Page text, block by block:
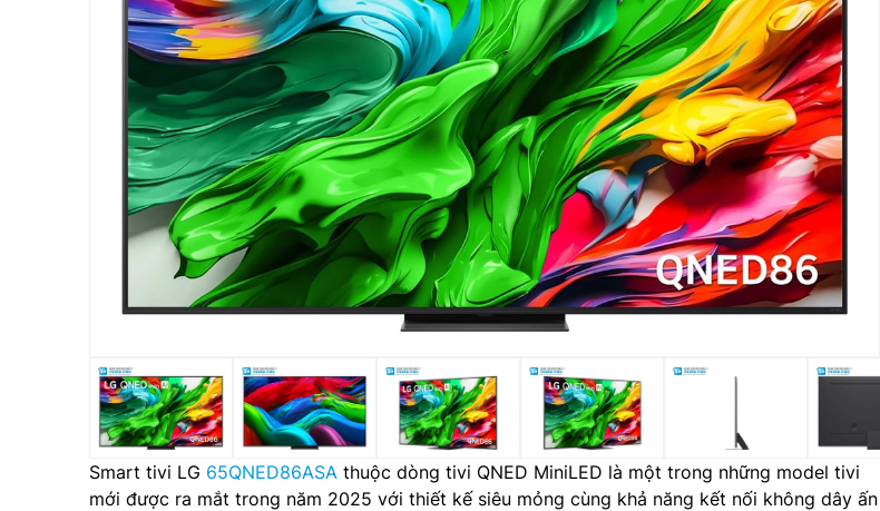
Smart tivi LG 65QNED86ASA thuộc dòng tivi QNED MiniLED là một trong những model tivi
mới được ra mắt trong năm 2025 với thiết kế siêu mỏng cùng khả năng kết nối không dây ấn